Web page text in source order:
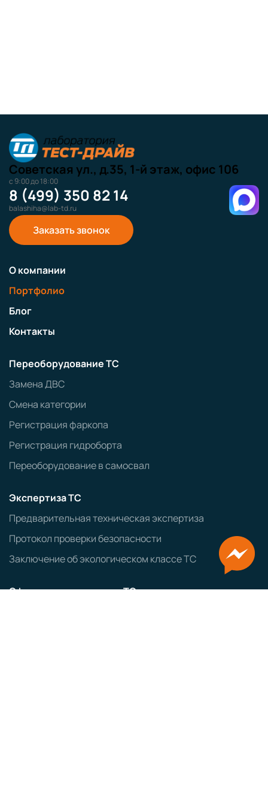
Советская ул., д.35, 1-й этаж, офис 106
с 9:00 до 18:00
8 (499) 350 82 14
balashiha@lab-td.ru
Заказать звонок
О компании
Портфолио
Блог
Контакты
Переоборудование ТС
Замена ДВС
Смена категории
Регистрация фаркопа
Регистрация гидроборта
Переоборудование в самосвал
Экспертиза ТС
Предварительная техническая экспертиза
Протокол проверки безопасности
Заключение об экологическом классе ТС
Оформление ввозимых ТС